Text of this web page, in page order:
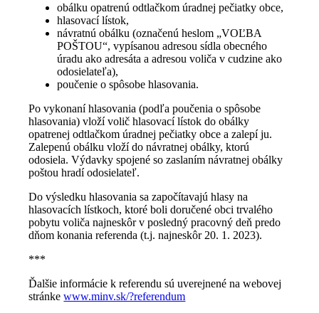
obálku opatrenú odtlačkom úradnej pečiatky obce,
hlasovací lístok,
návratnú obálku (označenú heslom „VOĽBA
POŠTOU“, vypísanou adresou sídla obecného
úradu ako adresáta a adresou voliča v cudzine ako
odosielateľa),
poučenie o spôsobe hlasovania.
Po vykonaní hlasovania (podľa poučenia o spôsobe
hlasovania) vloží volič hlasovací lístok do obálky
opatrenej odtlačkom úradnej pečiatky obce a zalepí ju.
Zalepenú obálku vloží do návratnej obálky, ktorú
odosiela. Výdavky spojené so zaslaním návratnej obálky
poštou hradí odosielateľ.
Do výsledku hlasovania sa započítavajú hlasy na
hlasovacích lístkoch, ktoré boli doručené obci trvalého
pobytu voliča najneskôr v posledný pracovný deň predo
dňom konania referenda (t.j. najneskôr 20. 1. 2023).
***
Ďalšie informácie k referendu sú uverejnené na webovej
stránkewww.minv.sk/?referendum